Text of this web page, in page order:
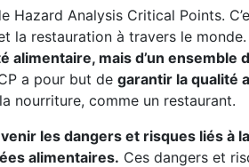
Hazard Analysis Critical Points.
la restauration à travers le monde.
alimentaire, mais d’un ensemble
a pour but de garantir la qualité
nourriture, comme un restaurant.
les dangers et risques liés à
alimentaires. Ces dangers et